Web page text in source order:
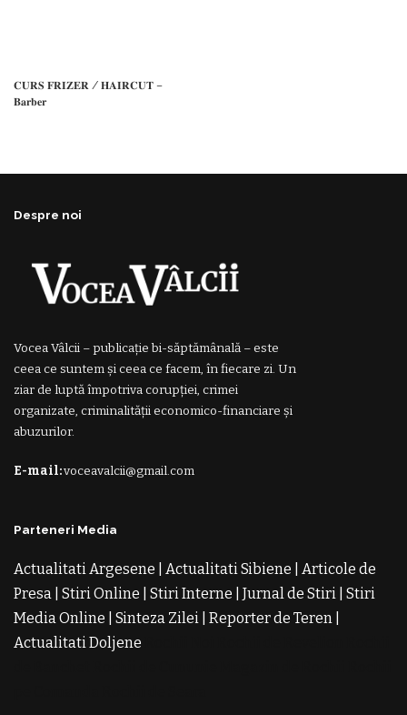
𝐂𝐔𝐑𝐒 𝐅𝐑𝐈𝐙𝐄𝐑 / 𝐇𝐀𝐈𝐑𝐂𝐔𝐓 –
𝐁𝐚𝐫𝐛𝐞𝐫
Despre noi
Vocea Vâlcii – publicație bi-săptămânală – este
ceea ce suntem și ceea ce facem, în fiecare zi. Un
ziar de luptă împotriva corupției, crimei
organizate, criminalității economico-financiare și
abuzurilor.
E-mail:voceavalcii@gmail.com
Parteneri Media
Actualitati Argesene Actualitati Sibiene
Articole de
Presa Stiri Online Stiri Interne Jurnal de Stiri Stiri
Media Online
Sinteza Zilei Reporter de Teren
Actualitati Doljene